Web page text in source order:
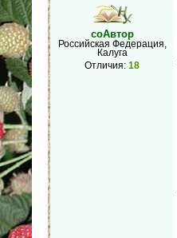
соАвтор
Российская Федерация,
Калуга
Отличия: 18